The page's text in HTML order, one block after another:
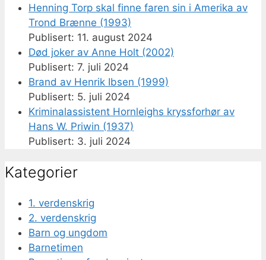
Henning Torp skal finne faren sin i Amerika av
Trond Brænne (1993)
11. august 2024
Død joker av Anne Holt (2002)
7. juli 2024
Brand av Henrik Ibsen (1999)
5. juli 2024
Kriminalassistent Hornleighs kryssforhør av
Hans W. Priwin (1937)
3. juli 2024
Kategorier
1. verdenskrig
2. verdenskrig
Barn og ungdom
Barnetimen